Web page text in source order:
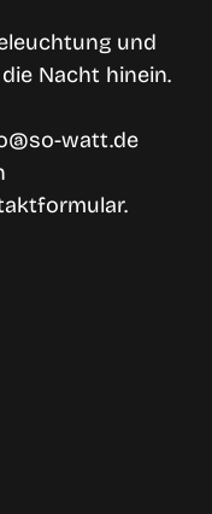
und
Nacht hinein.
watt.de